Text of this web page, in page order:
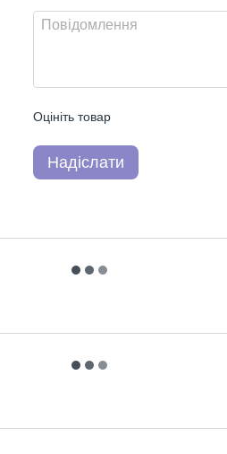
Оцініть товар
Надіслати